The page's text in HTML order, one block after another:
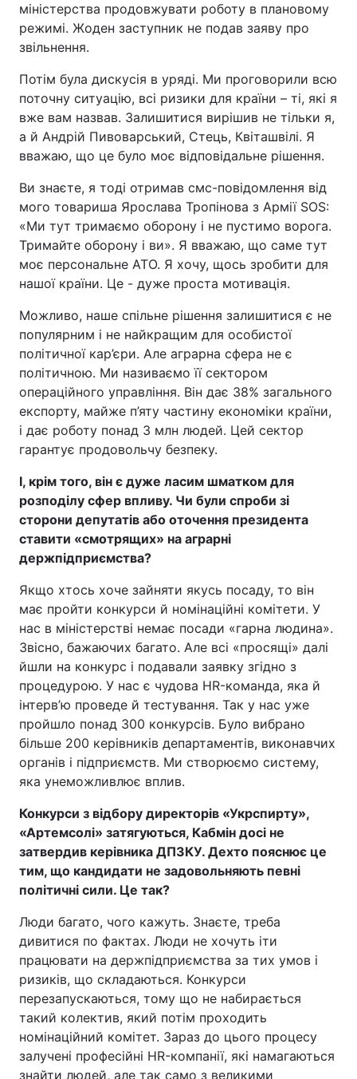
міністерства продовжувати роботу в плановому
режимі. Жоден заступник не подав заяву про
звільнення.
Потім була дискусія в уряді. Ми проговорили всю
поточну ситуацію, всі ризики для країни – ті, які я
вже вам назвав. Залишитися вирішив не тільки я,
а й Андрій Пивоварський, Стець, Квіташвілі. Я
вважаю, що це було моє відповідальне рішення.
Ви знаєте, я тоді отримав смс-повідомлення від
мого товариша Ярослава Тропінова з Армії SOS:
«Ми тут тримаємо оборону і не пустимо ворога.
Тримайте оборону і ви». Я вважаю, що саме тут
моє персональне АТО. Я хочу, щось зробити для
нашої країни. Це - дуже проста мотивація.
Можливо, наше спільне рішення залишитися є не
популярним і не найкращим для особистої
політичної кар’єри. Але аграрна сфера не є
політичною. Ми називаємо її сектором
операційного управління. Він дає 38% загального
експорту, майже п’яту частину економіки країни,
і дає роботу понад 3 млн людей. Цей сектор
гарантує продовольчу безпеку.
І, крім того, він є дуже ласим шматком для
розподілу сфер впливу. Чи були спроби зі
сторони депутатів або оточення президента
ставити «смотрящих» на аграрні
держпідприємства?
Якщо хтось хоче зайняти якусь посаду, то він
має пройти конкурси й номінаційні комітети. У
нас в міністерстві немає посади «гарна людина».
Звісно, бажаючих багато. Але всі «просящі» далі
йшли на конкурс і подавали заявку згідно з
процедурою. У нас є чудова HR-команда, яка й
інтерв’ю проведе й тестування. Так у нас уже
пройшло понад 300 конкурсів. Було вибрано
більше 200 керівників департаментів, виконавчих
органів і підприємств. Ми створюємо систему,
яка унеможливлює вплив.
Конкурси з відбору директорів «Укрспирту»,
«Артемсолі» затягуються, Кабмін досі не
затвердив керівника ДПЗКУ. Дехто пояснює це
тим, що кандидати не задовольняють певні
політичні сили. Це так?
Люди багато, чого кажуть. Знаєте, треба
дивитися по фактах. Люди не хочуть іти
працювати на держпідприємства за тих умов і
ризиків, що складаються. Конкурси
перезапускаються, тому що не набирається
такий колектив, який потім проходить
номінаційний комітет. Зараз до цього процесу
залучені професійні HR-компанії, які намагаються
знайти людей, але так само з великими